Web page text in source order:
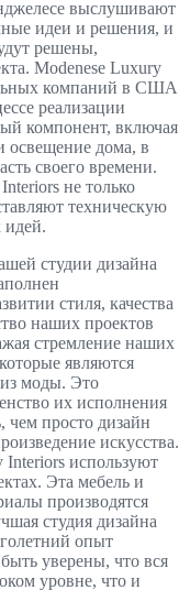
выслушивают
идеи и решения, и
решены,
Modenese Luxury
компаний в США
реализации
компонент, включая
освещение дома, в
своего времени.
не только
техническую
идей.
студии дизайна
стиля, качества
наших проектов
стремление наших
являются
моды. Это
их исполнения
чем просто дизайн
искусства.
Interiors используют
Эта мебель и
производятся
студия дизайна
опыт
уверены, что вся
уровне, что и